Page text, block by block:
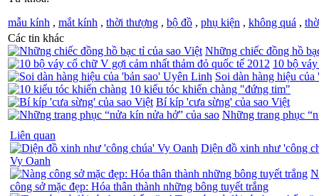
mẫu kính , mắt kính , thời thượng , bộ đồ , phụ kiện , không quá ,
Các tin khác
Những chiếc đồng hồ
10 bộ
Soi dàn hàng hiệu
10 kiểu tóc khiến chàng "đứng tim"
Bí kíp 'cưa sừng' của sao Việt
Những trang phục
Liên quan
Diện đồ xinh như 'công
Vy Oanh
công sở mặc đẹp: Hóa thân thành những bông tuyết trắng